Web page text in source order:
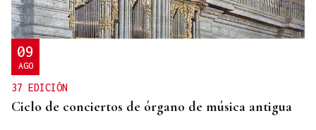
09
AGO
37 EDICIÓN
Ciclo de conciertos de órgano de música antigua